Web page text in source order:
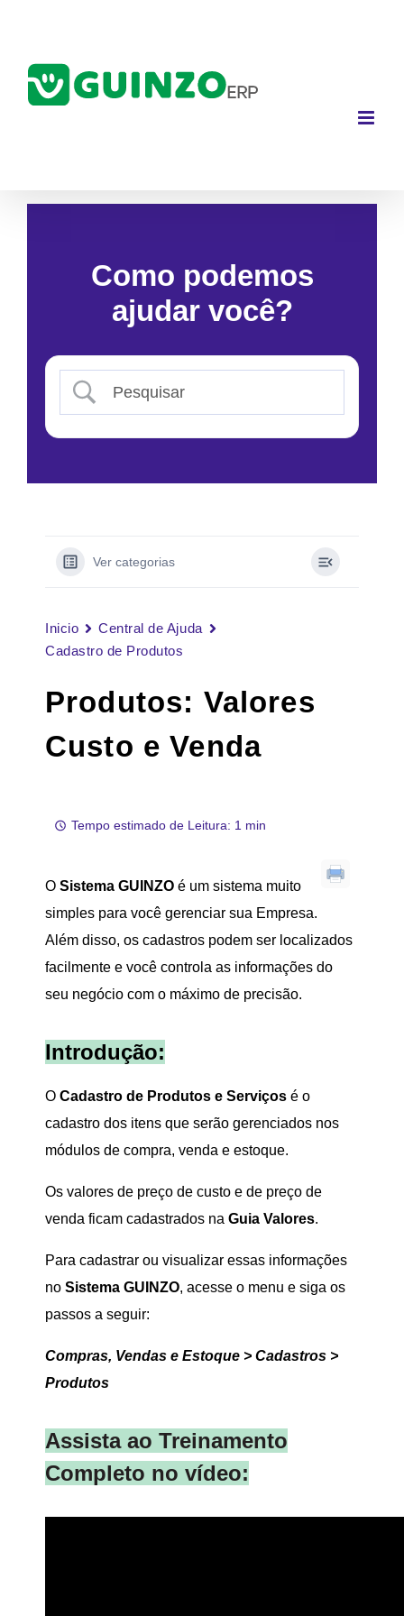
conteúdo
Como podemos
ajudar você?
Ver categorias
Inicio
Central de Ajuda
Cadastro de Produtos
Produtos: Valores
Custo e Venda
Tempo estimado de Leitura: 1 min
O Sistema GUINZO é um sistema muito
simples para você gerenciar sua Empresa.
Além disso, os cadastros podem ser localizados
facilmente e você controla as informações do
seu negócio com o máximo de precisão.
Introdução:
O Cadastro de Produtos e Serviços é o
cadastro dos itens que serão gerenciados nos
módulos de compra, venda e estoque.
Os valores de preço de custo e de preço de
venda ficam cadastrados na Guia Valores.
Para cadastrar ou visualizar essas informações
no Sistema GUINZO, acesse o menu e siga os
passos a seguir:
Compras, Vendas e Estoque > Cadastros >
Produtos
Assista ao Treinamento
Completo no vídeo: